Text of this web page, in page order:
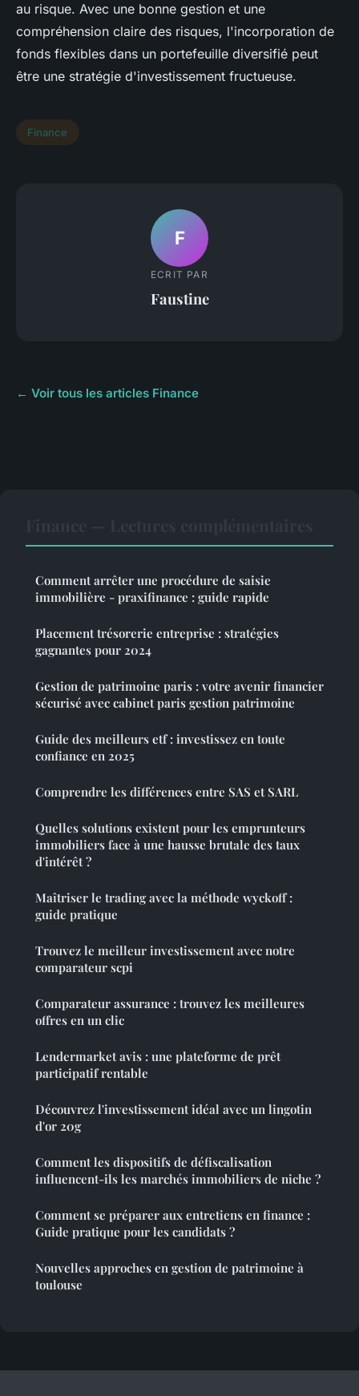
au risque. Avec une bonne gestion et une
compréhension claire des risques, l'incorporation de
fonds flexibles dans un portefeuille diversifié peut
être une stratégie d'investissement fructueuse.
Finance
F
ECRIT PAR
Faustine
← Voir tous les articles Finance
Comment arrêter une procédure de saisie
immobilière - praxifinance : guide rapide
Placement trésorerie entreprise : stratégies
gagnantes pour 2024
Gestion de patrimoine paris : votre avenir financier
sécurisé avec cabinet paris gestion patrimoine
Guide des meilleurs etf : investissez en toute
confiance en 2025
Comprendre les différences entre SAS et SARL
Quelles solutions existent pour les emprunteurs
immobiliers face à une hausse brutale des taux
d'intérêt ?
Maîtriser le trading avec la méthode wyckoff :
guide pratique
Trouvez le meilleur investissement avec notre
comparateur scpi
Comparateur assurance : trouvez les meilleures
offres en un clic
Lendermarket avis : une plateforme de prêt
participatif rentable
Découvrez l'investissement idéal avec un lingotin
d'or 20g
Comment les dispositifs de défiscalisation
influencent-ils les marchés immobiliers de niche ?
Comment se préparer aux entretiens en finance :
Guide pratique pour les candidats ?
Nouvelles approches en gestion de patrimoine à
toulouse